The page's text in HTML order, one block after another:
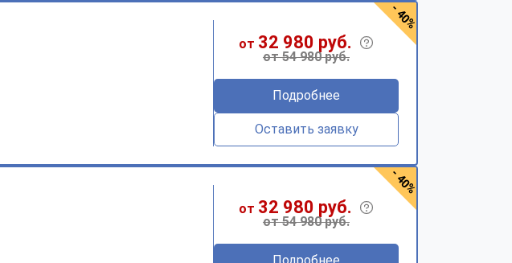
от 32 980 руб.
от 54 980 руб.
Подробнее
Оставить заявку
- 40%
от 32 980 руб.
от 54 980 руб.
- 40%